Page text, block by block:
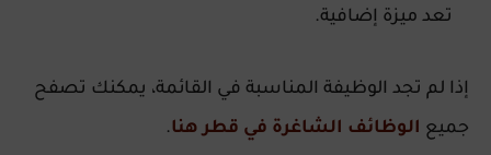
تعد ميزة إضافية.
إذا لم تجد الوظيفة المناسبة في القائمة، يمكنك تصفح
جميع الوظائف الشاغرة في قطر هنا.